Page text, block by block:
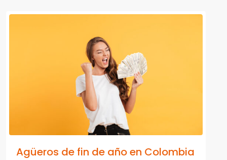
Agüeros de fin de año en Colombia